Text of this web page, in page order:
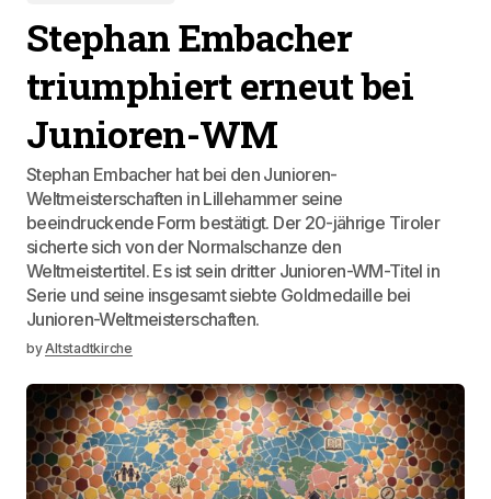
Stephan Embacher
triumphiert erneut bei
Junioren-WM
Stephan Embacher hat bei den Junioren-
Weltmeisterschaften in Lillehammer seine
beeindruckende Form bestätigt. Der 20-jährige Tiroler
sicherte sich von der Normalschanze den
Weltmeistertitel. Es ist sein dritter Junioren-WM-Titel in
Serie und seine insgesamt siebte Goldmedaille bei
Junioren-Weltmeisterschaften.
byAltstadtkirche